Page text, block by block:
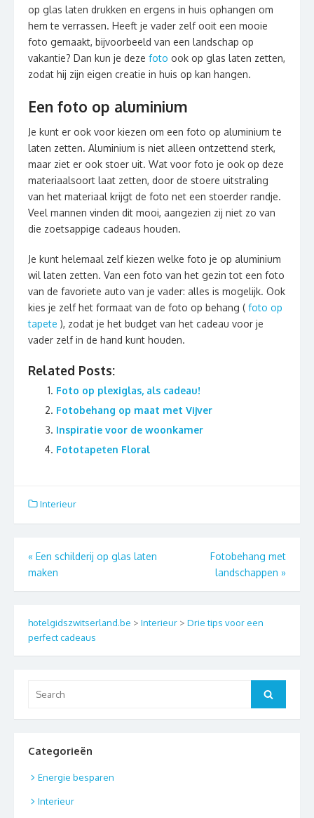
op glas laten drukken en ergens in huis ophangen om
hem te verrassen. Heeft je vader zelf ooit een mooie
foto gemaakt, bijvoorbeeld van een landschap op
vakantie? Dan kun je deze foto ook op glas laten zetten,
zodat hij zijn eigen creatie in huis op kan hangen.
Een foto op aluminium
Je kunt er ook voor kiezen om een foto op aluminium te
laten zetten. Aluminium is niet alleen ontzettend sterk,
maar ziet er ook stoer uit. Wat voor foto je ook op deze
materiaalsoort laat zetten, door de stoere uitstraling
van het materiaal krijgt de foto net een stoerder randje.
Veel mannen vinden dit mooi, aangezien zij niet zo van
die zoetsappige cadeaus houden.
Je kunt helemaal zelf kiezen welke foto je op aluminium
wil laten zetten. Van een foto van het gezin tot een foto
van de favoriete auto van je vader: alles is mogelijk. Ook
kies je zelf het formaat van de foto op behang ( foto op
tapete ), zodat je het budget van het cadeau voor je
vader zelf in de hand kunt houden.
Related Posts:
Foto op plexiglas, als cadeau!
Fotobehang op maat met Vijver
Inspiratie voor de woonkamer
Fototapeten Floral
Interieur
Berichtnavigatie
« Een schilderij op glas laten
maken
Fotobehang met
landschappen »
hotelgidszwitserland.be > Interieur > Drie tips voor een
perfect cadeaus
for:
Search
Categorieën
Energie besparen
Interieur